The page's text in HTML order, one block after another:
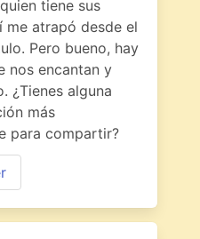
tiene sus
me atrapó desde el
Pero bueno, hay
nos encantan y
¿Tienes alguna
más
para compartir?